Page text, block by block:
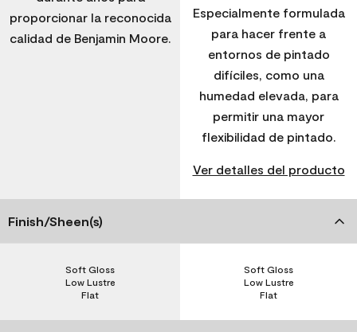
proporcionar la reconocida
calidad de Benjamin Moore.
Especialmente formulada
para hacer frente a
entornos de pintado
difíciles, como una
humedad elevada, para
permitir una mayor
flexibilidad de pintado.
Ver detalles del producto
Finish/Sheen(s)
Flat
Low Lustre
Soft Gloss
Flat
Low Lustre
Soft Gloss